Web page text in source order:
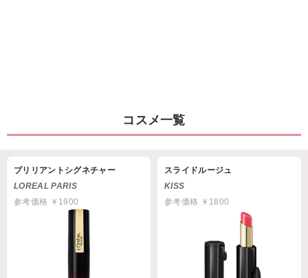
コスメ一覧
ブリリアントシグネチャー
LOREAL PARIS
参考価格 ￥1900
スライドルージュ
KISS
参考価格 ￥1800